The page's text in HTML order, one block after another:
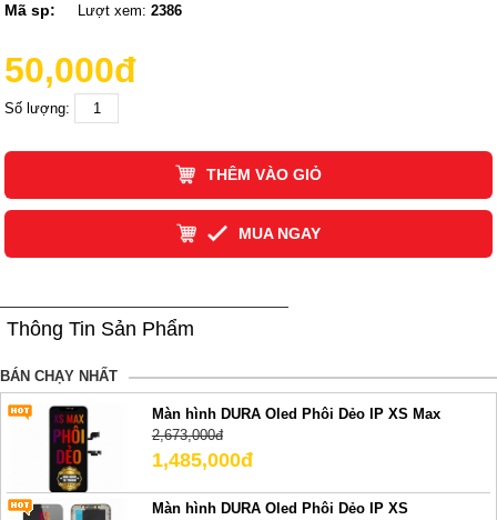
Mã sp: Lượt xem:2386
50,000đ
Số lượng:
THÊM VÀO GIỎ
MUA NGAY
Thông Tin Sản Phẩm
BÁN CHẠY NHẤT
Màn hình DURA Oled Phôi Dẻo IP XS Max
2,673,000đ
1,485,000đ
Màn hình DURA Oled Phôi Dẻo IP XS